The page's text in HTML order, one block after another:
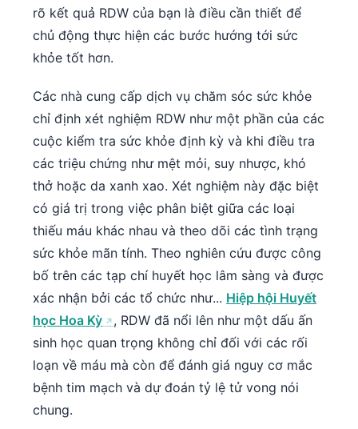
rõ kết quả RDW của bạn là điều cần thiết để
chủ động thực hiện các bước hướng tới sức
khỏe tốt hơn.
Các nhà cung cấp dịch vụ chăm sóc sức khỏe
chỉ định xét nghiệm RDW như một phần của các
cuộc kiểm tra sức khỏe định kỳ và khi điều tra
các triệu chứng như mệt mỏi, suy nhược, khó
thở hoặc da xanh xao. Xét nghiệm này đặc biệt
có giá trị trong việc phân biệt giữa các loại
thiếu máu khác nhau và theo dõi các tình trạng
sức khỏe mãn tính. Theo nghiên cứu được công
bố trên các tạp chí huyết học lâm sàng và được
xác nhận bởi các tổ chức như... Hiệp hội Huyết
học Hoa Kỳ
, RDW đã nổi lên như một dấu ấn
sinh học quan trọng không chỉ đối với các rối
loạn về máu mà còn để đánh giá nguy cơ mắc
bệnh tim mạch và dự đoán tỷ lệ tử vong nói
chung.